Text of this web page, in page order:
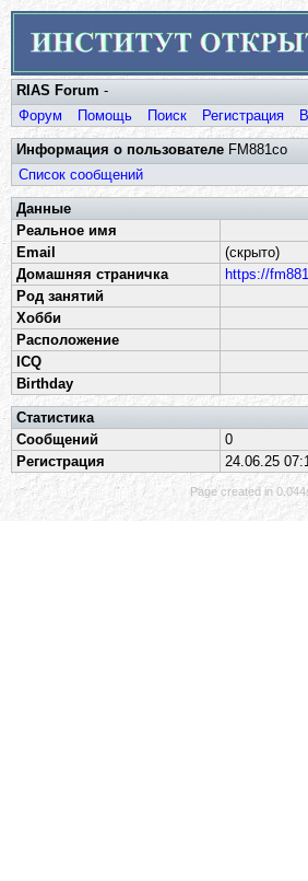
RIAS Forum -
Форум
Помощь Поиск Регистрация
Информация о пользователе FM881co
Список сообщений
Данные
Реальное имя
Email
(скрыто)
Домашняя страничка
https://
Род занятий
Хобби
Расположение
ICQ
Birthday
Статистика
Сообщений
0
Регистрация
24.06.25
Page created in